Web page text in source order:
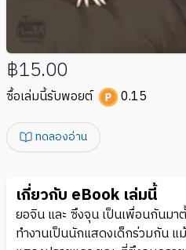
฿15.00
ซื้อเล่มนี้รับพอยต์ 0.15
ทดลองอ่าน
เกี่ยวกับ eBook เล่มนี้
ยอจิน และ ซึงจุน เป็นเพื่อนกันมา
ทำงานเป็นนักแสดงเด็กร่วมกัน